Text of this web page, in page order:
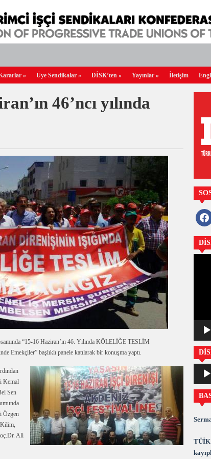
» Üye Sendikalar » DİSK’ten » Yayınlar » İletişim
46’ncı yılında
“15-16 Haziran’ın 46. Yılında KÖLELİĞE TESLİM
başlıklı panele katılarak bir konuşma yaptı.
Kemal
Sen
Özgen
Kilim,
Ali
oynatıcı
TÜİK